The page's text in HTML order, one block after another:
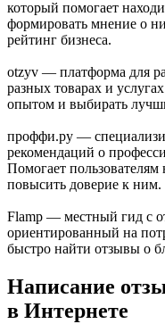
который помогает
формировать мнение о
рейтинг бизнеса.
otzyv — платформа для
разных товарах и
опытом и выбирать
проффи.ру —
рекомендаций о
Помогает
повысить доверие к ним.
Flamp — местный гид с
ориентированный на
быстро найти отзывы о
Написание
в Интернете